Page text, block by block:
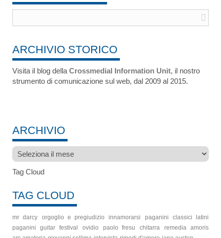
ARCHIVIO STORICO
Visita il blog della Crossmedial Information Unit, il nostro
strumento di comunicazione sul web, dal 2009 al 2015.
ARCHIVIO
Archivio
Tag Cloud
TAG CLOUD
mr darcy orgoglio e pregiudizio innamorarsi paganini
classici latini
paganini guitar festival
ovidio paolo fresu chitarra
remedia amoris